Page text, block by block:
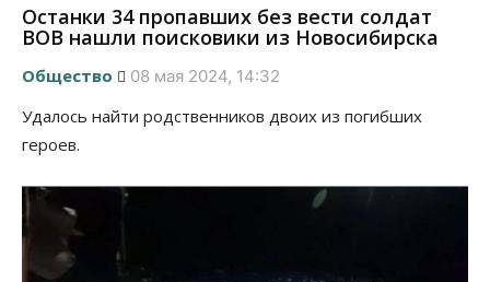
Останки 34 пропавших без вести солдат
ВОВ нашли поисковики из Новосибирска
Общество 08 мая 2024, 14:32
Удалось найти родственников двоих из погибших
героев.